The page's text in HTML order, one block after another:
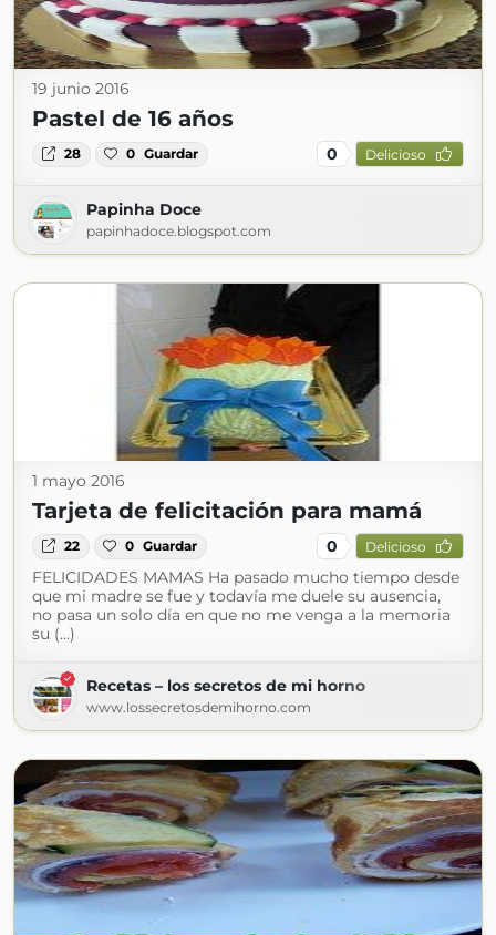
19 junio 2016
Pastel de 16 años
28 0 Guardar 0 Delicioso
Papinha Doce
papinhadoce.blogspot.com
1 mayo 2016
Tarjeta de felicitación para mamá
22 0 Guardar 0 Delicioso
FELICIDADES MAMAS Ha pasado mucho tiempo desde
que mi madre se fue y todavía me duele su ausencia,
no pasa un solo día en que no me venga a la memoria
su (...)
Recetas – los secretos de mi horno
www.lossecretosdemihorno.com